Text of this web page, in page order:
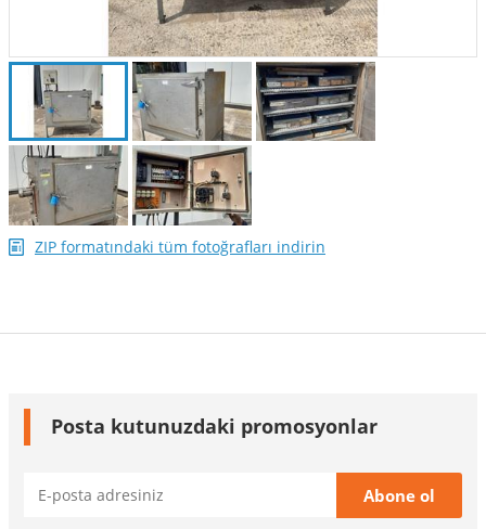
ZIP formatındaki tüm fotoğrafları indirin
Posta kutunuzdaki promosyonlar